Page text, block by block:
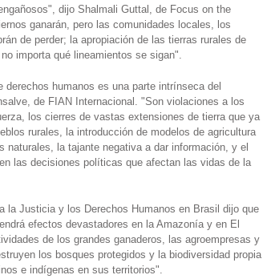
dijo Shalmali Guttal, de Focus on the
ganarán, pero las comunidades locales, los
de perder; la apropiación de las tierras rurales de
importa qué lineamientos se sigan".
humanos es una parte intrínseca del
de FIAN Internacional. "Son violaciones a los
los cierres de vastas extensiones de tierra que ya
rurales, la introducción de modelos de agricultura
la tajante negativa a dar información, y el
las decisiones políticas que afectan las vidas de la
la Justicia y los Derechos Humanos en Brasil dijo que
efectos devastadores en la Amazonía y en El
de los grandes ganaderos, las agroempresas y
los bosques protegidos y la biodiversidad propia
e indígenas en sus territorios".